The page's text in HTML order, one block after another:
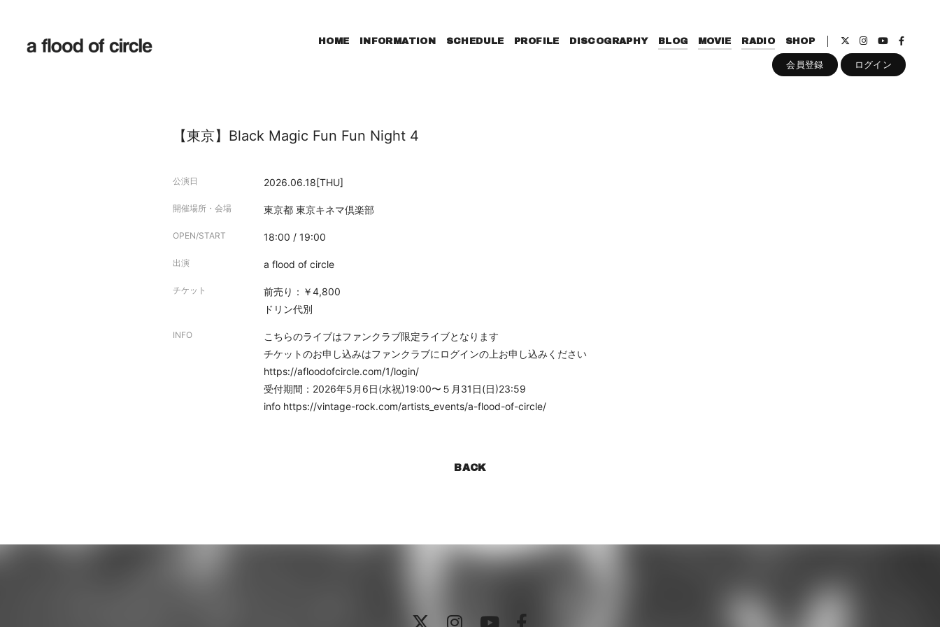
HOME INFORMATION SCHEDULE PROFILE DISCOGRAPHY BLOG MOVIE RADIO SHOP
会員登録 ログイン
【東京】Black Magic Fun Fun Night 4
公演日 2026.06.18[THU]
開催場所・会場 東京都 東京キネマ倶楽部
OPEN/START 18:00 / 19:00
出演 a flood of circle
チケット
前売り：￥4,800
ドリン代別
INFO
こちらのライブはファンクラブ限定ライブとなります
チケットのお申し込みはファンクラブにログインの上お申し込みください
https://afloodofcircle.com/1/login/
受付期間：2026年5月6日(水祝)19:00〜５月31日(日)23:59
info https://vintage-rock.com/artists_events/a-flood-of-circle/
BACK